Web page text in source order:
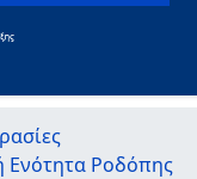
Ενότητα Ροδόπης